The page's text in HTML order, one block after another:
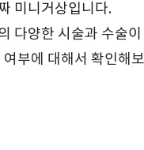
미니거상입니다.
다양한 시술과 수술
여부에 대해서 확인해